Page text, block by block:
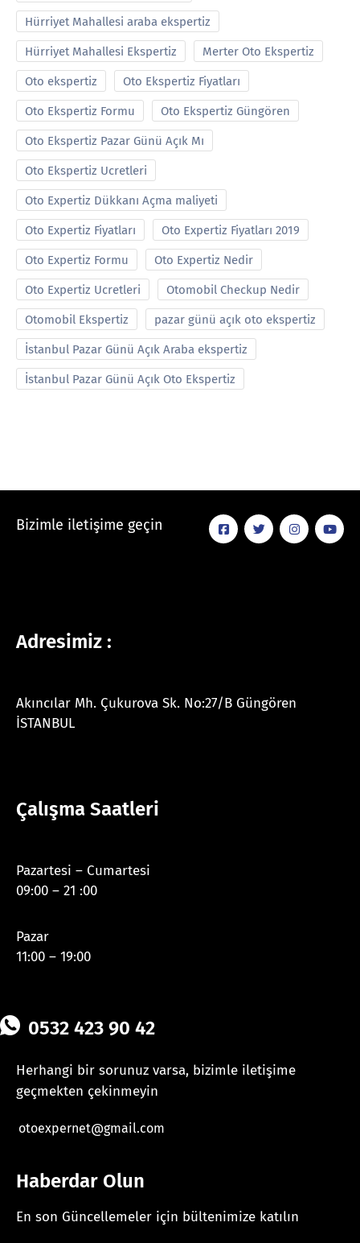
Hürriyet Mahallesi araba ekspertiz
Hürriyet Mahallesi Ekspertiz Merter Oto Ekspertiz
Oto ekspertiz Oto Ekspertiz Fiyatları
Oto Ekspertiz Formu Oto Ekspertiz Güngören
Oto Ekspertiz Pazar Günü Açık Mı
Oto Ekspertiz Ucretleri
Oto Expertiz Dükkanı Açma maliyeti
Oto Expertiz Fiyatları Oto Expertiz Fiyatları 2019
Oto Expertiz Formu Oto Expertiz Nedir
Oto Expertiz Ucretleri Otomobil Checkup Nedir
Otomobil Ekspertiz pazar günü açık oto ekspertiz
İstanbul Pazar Günü Açık Araba ekspertiz
İstanbul Pazar Günü Açık Oto Ekspertiz
Bizimle iletişime geçin
Adresimiz :
Akıncılar Mh. Çukurova Sk. No:27/B Güngören
İSTANBUL
Çalışma Saatleri
Pazartesi – Cumartesi
09:00 – 21 :00
Pazar
11:00 – 19:00
0532 423 90 42
Herhangi bir sorunuz varsa, bizimle iletişime
geçmekten çekinmeyin
otoexpernet@gmail.com
Haberdar Olun
En son Güncellemeler için bültenimize katılın